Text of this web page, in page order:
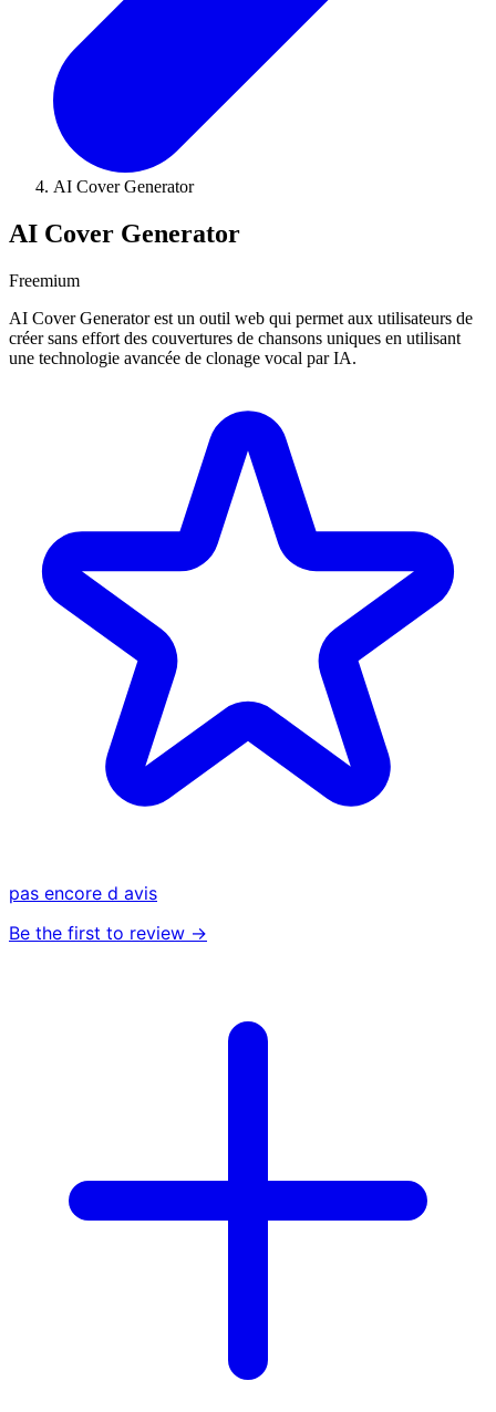
AI Cover Generator
AI Cover Generator
Freemium
AI Cover Generator est un outil web qui permet aux utilisateurs de
créer sans effort des couvertures de chansons uniques en utilisant
une technologie avancée de clonage vocal par IA.
pas encore d avis
Be the first to review →